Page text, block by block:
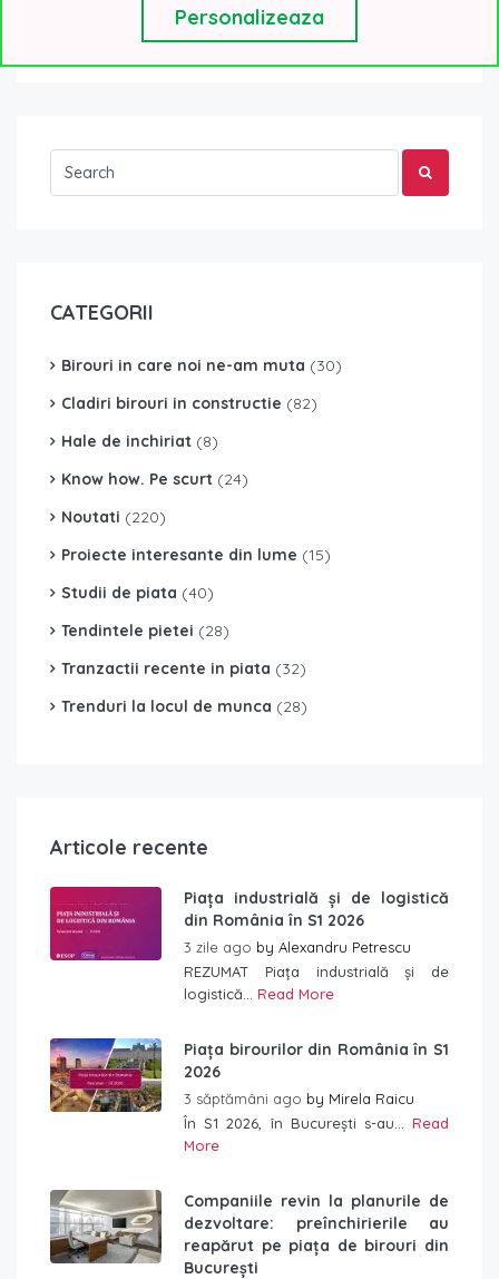
dezvoltare multifazica...Read More
CATEGORII
Birouri in care noi ne-am muta (30)
Cladiri birouri in constructie (82)
Hale de inchiriat (8)
Know how. Pe scurt (24)
Noutati (220)
Proiecte interesante din lume (15)
Studii de piata (40)
Tendintele pietei (28)
Tranzactii recente in piata (32)
Trenduri la locul de munca (28)
Articole recente
Piața industrială și de logistică
din România în S1 2026
3 zile ago by Alexandru Petrescu
REZUMAT Piața industrială și de
logistică... Read More
Piața birourilor din România în S1
2026
3 săptămâni ago by Mirela Raicu
În S1 2026, în București s-au... Read
More
Companiile revin la planurile de
dezvoltare: preînchirierile au
reapărut pe piața de birouri din
București
Personalizeaza